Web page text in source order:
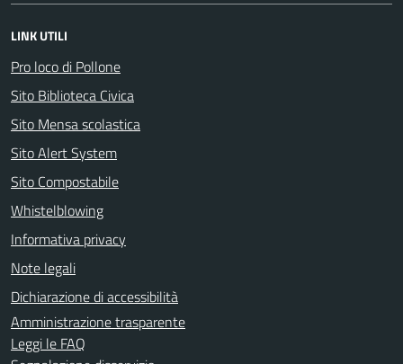
LINK UTILI
Pro loco di Pollone
Sito Biblioteca Civica
Sito Mensa scolastica
Sito Alert System
Sito Compostabile
Whistelblowing
Informativa privacy
Note legali
Dichiarazione di accessibilità
Amministrazione trasparente
Leggi le FAQ